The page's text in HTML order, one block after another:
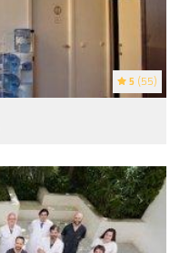
5 (55)